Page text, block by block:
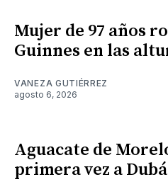
Mujer de 97 años
Guinnes en las
VANEZA GUTIÉRREZ
agosto 6, 2026
Aguacate de
primera vez a